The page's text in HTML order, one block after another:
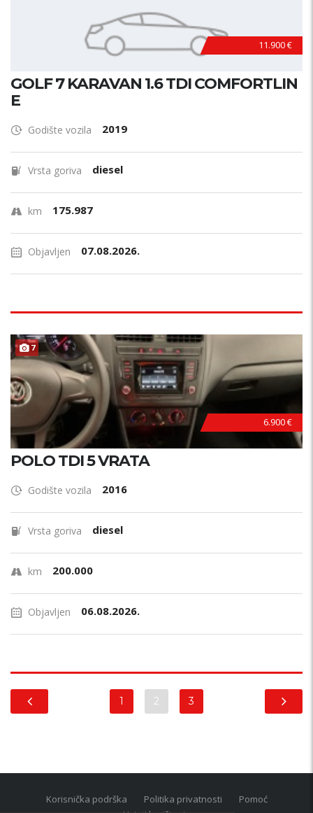
11.900 €
GOLF 7 KARAVAN 1.6 TDI COMFORTLIN
E
Godište vozila 2019
Vrsta goriva diesel
km 175.987
Objavljen 07.08.2026.
7
6.900 €
POLO TDI 5 VRATA
Godište vozila 2016
Vrsta goriva diesel
km 200.000
Objavljen 06.08.2026.
1 2 3
Korisnička podrška Politika privatnosti
Pomoć